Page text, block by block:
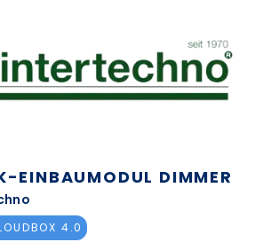
EINBAUMODUL DIMMER
4.0